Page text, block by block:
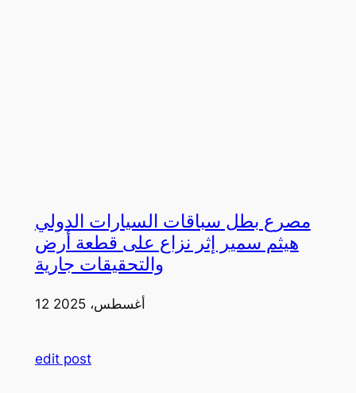
مصرع بطل سباقات السيارات الدولي
هيثم سمير إثر نزاع على قطعة أرض
والتحقيقات جارية
12 أغسطس، 2025
edit post